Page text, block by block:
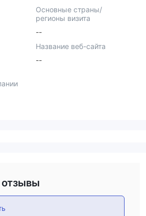
Основные страны/
регионы визита
--
Название веб-сайта
--
отзывы